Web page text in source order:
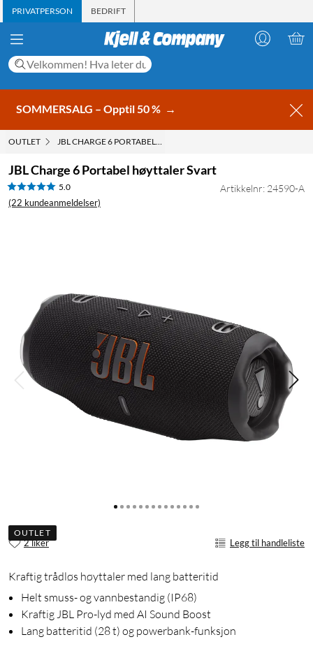
PRIVATPERSON BEDRIFT
SOMMERSALG – Opptil 50 % →
OUTLET JBL CHARGE 6 PORTABEL HØYTTALER SVART
JBL Charge 6 Portabel høyttaler Svart
5.0
(22 kundeanmeldelser)
Artikkelnr: 24590-A
OUTLET
2 liker Legg til handleliste
Kraftig trådløs høyttaler med lang batteritid
Helt smuss- og vannbestandig (IP68)
Kraftig JBL Pro-lyd med AI Sound Boost
Lang batteritid (28 t) og powerbank-funksjon